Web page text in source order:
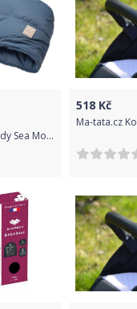
LEOKID Rukávník Eddy Sea Moss
518 Kč